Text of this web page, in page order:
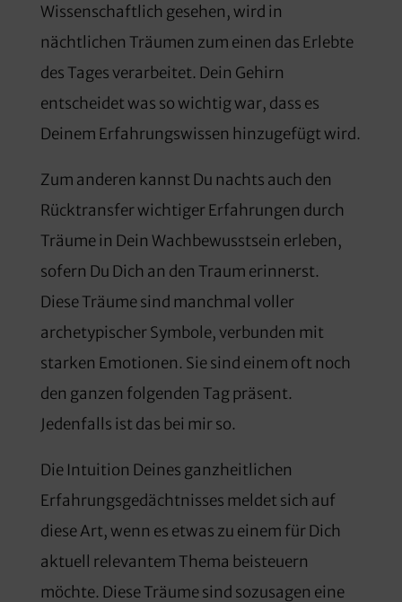
Wissenschaftlich gesehen, wird in
nächtlichen Träumen zum einen das Erlebte
des Tages verarbeitet. Dein Gehirn
entscheidet was so wichtig war, dass es
Deinem Erfahrungswissen hinzugefügt wird.
Zum anderen kannst Du nachts auch den
Rücktransfer wichtiger Erfahrungen durch
Träume in Dein Wachbewusstsein erleben,
sofern Du Dich an den Traum erinnerst.
Diese Träume sind manchmal voller
archetypischer Symbole, verbunden mit
starken Emotionen. Sie sind einem oft noch
den ganzen folgenden Tag präsent.
Jedenfalls ist das bei mir so.
Die Intuition Deines ganzheitlichen
Erfahrungsgedächtnisses meldet sich auf
diese Art, wenn es etwas zu einem für Dich
aktuell relevantem Thema beisteuern
möchte. Diese Träume sind sozusagen eine